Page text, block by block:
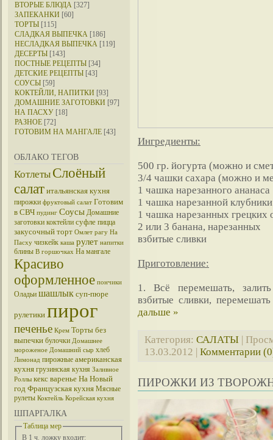
ВТОРЫЕ БЛЮДА [327]
ЗАПЕКАНКИ [60]
ТОРТЫ [115]
СЛАДКАЯ ВЫПЕЧКА [186]
НЕСЛАДКАЯ ВЫПЕЧКА [119]
ДЕСЕРТЫ [143]
ПОСТНЫЕ РЕЦЕПТЫ [34]
ДЕТСКИЕ РЕЦЕПТЫ [43]
СОУСЫ [59]
КОКТЕЙЛИ, НАПИТКИ [93]
ДОМАШНИЕ ЗАГОТОВКИ [97]
НА ПАСХУ [18]
РАЗНОЕ [72]
ГОТОВИМ НА МАНГАЛЕ [43]
ОБЛАКО ТЕГОВ
Котлеты Слоёный
салат итальянская кухня
пирожки фруктовый салат Готовим
в СВЧ пудинг Соусы Домашние
заготовки коктейли суфле пицца
закусочный торт Омлет рагу На
Пасху чизкейк каша рулет напитки
блины В горшочках На мангале
Красиво
оформленное пончики
Оладьи шашлык суп-пюре
рулетики пирог
печенье Крем Торты без
выпечки булочки Домашнее
мороженое Домашний сыр хлеб
Лимонад пирожные американская
кухня грузинская кухня Заливное
Роллы кекс варенье На Новый
год Французская кухня Мясные
рулеты Коктейль Корейская кухня
ШПАРГАЛКА
Таблица мер
В 1 ч. ложку входит:
Ингредиенты:
500 гр. йогурта (можно и
3/4 чашки сахара (можно и
1 чашка нарезанного ананаса
1 чашка нарезанной клубники
1 чашка нарезанных грецких
2 или 3 банана, нарезанных
взбитые сливки
Приготовление:
1. Всё перемешать,
взбитые сливки,
дальше »
Категория: САЛАТЫ |
13.03.2012 | Комментарии
ПИРОЖКИ ИЗ